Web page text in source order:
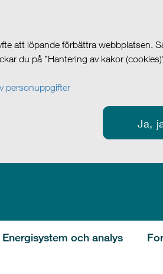
att löpande förbättra webbplatsen.
du på ”Hantering av kakor
personuppgifter
Ja,
Energisystem och analys